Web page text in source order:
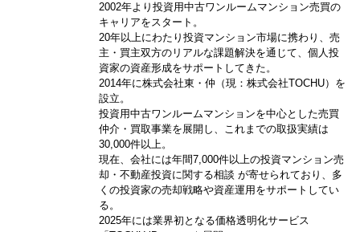
2002年より投資用中古ワンルームマンション売買の
キャリアをスタート。
20年以上にわたり投資マンション市場に携わり、売
主・買主双方のリアルな課題解決を通じて、個人投
資家の資産形成をサポートしてきた。
2014年に株式会社東・仲（現：株式会社TOCHU）を
設立。
投資用中古ワンルームマンションを中心とした売買
仲介・買取事業を展開し、これまでの取扱実績は
30,000件以上。
現在、会社には年間7,000件以上の投資マンション売
却・不動産投資に関する相談 が寄せられており、多
くの投資家の売却戦略や資産運用をサポートしてい
る。
2025年には業界初となる価格透明化サービス